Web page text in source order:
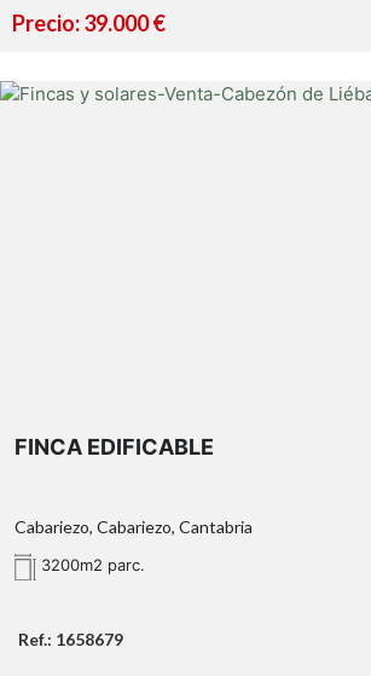
Precio: 39.000 €
Finca con Vistas al Valle , con
normativa vigente, se permite la
Entorno Natural Excepcional:
Acceso y Conectividad:
FINCA EDIFICABLE
Cabariezo, Cabariezo, Cantabria
3200m2 parc.
Ref.: 1658679